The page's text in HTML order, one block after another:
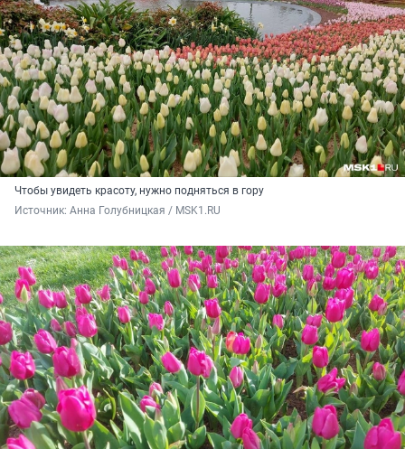
Чтобы увидеть красоту, нужно подняться в гору
Источник: Анна Голубницкая / MSK1.RU